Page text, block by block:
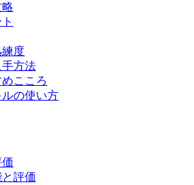
練度
方法
こころ
の使い方
評価